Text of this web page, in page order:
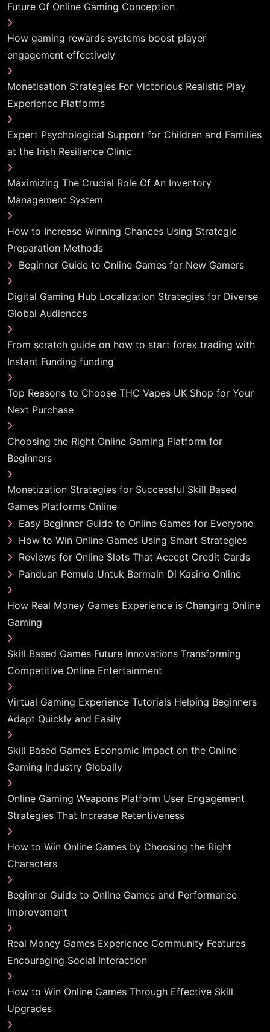
Future Of Online Gaming Conception
How gaming rewards systems boost player
engagement effectively
Monetisation Strategies For Victorious Realistic Play
Experience Platforms
Expert Psychological Support for Children and Families
at the Irish Resilience Clinic
Maximizing The Crucial Role Of An Inventory
Management System
How to Increase Winning Chances Using Strategic
Preparation Methods
Beginner Guide to Online Games for New Gamers
Digital Gaming Hub Localization Strategies for Diverse
Global Audiences
From scratch guide on how to start forex trading with
Instant Funding funding
Top Reasons to Choose THC Vapes UK Shop for Your
Next Purchase
Choosing the Right Online Gaming Platform for
Beginners
Monetization Strategies for Successful Skill Based
Games Platforms Online
Easy Beginner Guide to Online Games for Everyone
How to Win Online Games Using Smart Strategies
Reviews for Online Slots That Accept Credit Cards
Panduan Pemula Untuk Bermain Di Kasino Online
How Real Money Games Experience is Changing Online
Gaming
Skill Based Games Future Innovations Transforming
Competitive Online Entertainment
Virtual Gaming Experience Tutorials Helping Beginners
Adapt Quickly and Easily
Skill Based Games Economic Impact on the Online
Gaming Industry Globally
Online Gaming Weapons Platform User Engagement
Strategies That Increase Retentiveness
How to Win Online Games by Choosing the Right
Characters
Beginner Guide to Online Games and Performance
Improvement
Real Money Games Experience Community Features
Encouraging Social Interaction
How to Win Online Games Through Effective Skill
Upgrades